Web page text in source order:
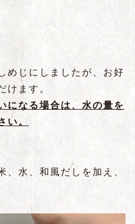
めじにしましたが、お好
けます。
になる場合は、水の量を
い。
水、和風だしを加え、